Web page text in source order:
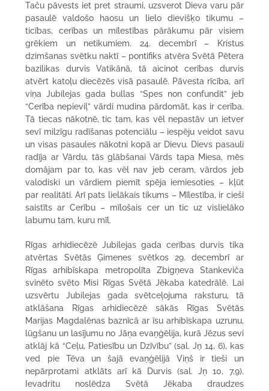
Taču pāvests iet pret straumi, uzsverot Dieva varu pār
pasaulē valdošo haosu un lielo dievišķo tikumu –
ticības, cerības un mīlestības pārākumu pār visiem
grēkiem un netikumiem. 24. decembrī – Kristus
dzimšanas svētku naktī – pontifiks atvēra Svētā Pētera
bazilikas durvis Vatikānā, tā aicinot cerības durvis
atvērt katoļu diecēzēs visā pasaulē. Pāvesta rīcība, arī
viņa Jubilejas gada bullas “Spes non confundit” jeb
“Cerība nepieviļ” vārdi mudina pārdomāt, kas ir cerība.
Tā tiecas nākotnē, tic tam, kas vēl nepastāv un ietver
sevī milzīgu radīšanas potenciālu – iespēju veidot savu
un visas pasaules nākotni kopā ar Dievu. Dievs pasauli
radīja ar Vārdu, tās glābšanai Vārds tapa Miesa, mēs
domājam par to, kas vēl nav jeb ceram, vārdos jeb
valodiski un vārdiem piemīt spēja iemiesoties – kļūt
par realitāti. Arī pats lielākais tikums – Mīlestība, ir cieši
saistīts ar Cerību – mīlošais cer un tic uz vislielāko
labumu tam, kuru mīl.
Rīgas arhidiecēzē Jubilejas gada cerības durvis tika
atvērtas Svētās Ģimenes svētkos 29. decembrī ar
Rīgas arhibīskapa metropolīta Zbigņeva Stankeviča
svinēto svēto Misi Rīgas Svētā Jēkaba katedrālē. Lai
uzsvērtu Jubilejas gada svētceļojuma raksturu, tā
atklāšana Rīgas arhidiecēzē sākās Rīgas Svētās
Marijas Magdalēnas baznīcā ar īsu arhibīskapa uzrunu,
lūgšanu un lasījumu no Jāņa evaņģēlija, kurā Jēzus sevi
atklāj kā “Ceļu, Patiesību un Dzīvību” (sal. Jņ 14, 6), kas
ved pie Tēva un šajā evaņģēlijā Viņš ir tieši un
nepārprotami atklāts arī kā Durvis (sal. Jņ 10, 7,9).
Ievadritu noslēdza Svētā Jēkaba draudzes